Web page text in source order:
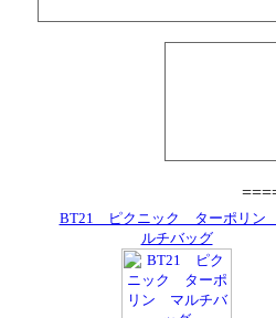
BT21 ピクニック ターポリン
ルチバッグ